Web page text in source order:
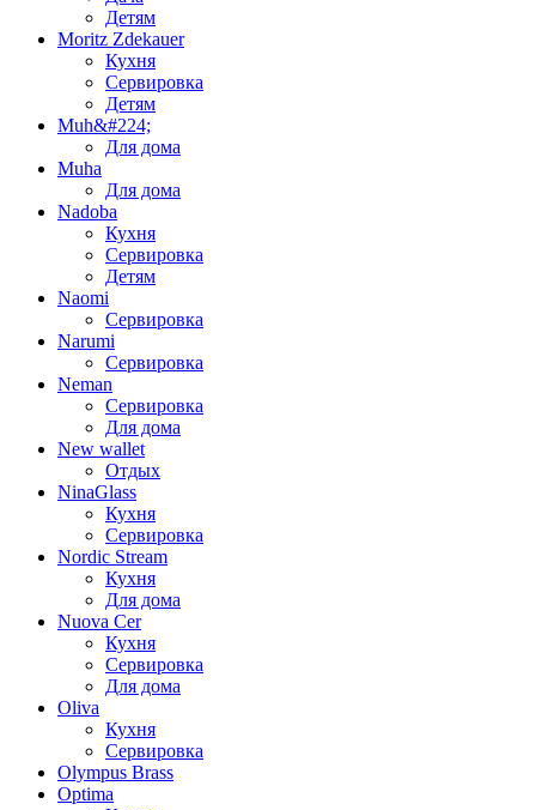
Детям
Moritz Zdekauer
Кухня
Сервировка
Детям
Muh&#224;
Для дома
Muha
Для дома
Nadoba
Кухня
Сервировка
Детям
Naomi
Сервировка
Narumi
Сервировка
Neman
Сервировка
Для дома
New wallet
Отдых
NinaGlass
Кухня
Сервировка
Nordic Stream
Кухня
Для дома
Nuova Cer
Кухня
Сервировка
Для дома
Oliva
Кухня
Сервировка
Olympus Brass
Optima